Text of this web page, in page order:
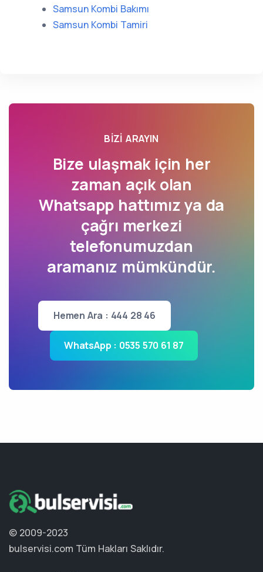
Samsun Kombi Bakımı
Samsun Kombi Tamiri
BIZI ARAYIN
Bize ulaşmak için her
zaman açık olan
Whatsapp hattımız ya da
çağrı merkezi
telefonumuzdan
aramanız mümkündür.
Hemen Ara : 444 28 46
WhatsApp : 0535 570 61 87
© 2009-2023
bulservisi.com Tüm Hakları Saklıdır.